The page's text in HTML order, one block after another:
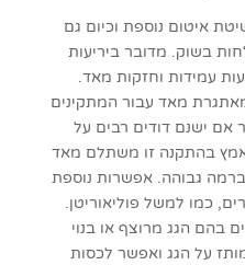
איטום נוספת וכיום גם
בשוק. מדובר ביריעות
ל – 5 מ"מ, יריעות עמידות וחזקות מאד.
מאד עבור המתקינים
אם ישנם דודים רבים על
בהתקנה זו משתלם מאד
גבוהה. אפשרות נוספת
כמו למשל פוליאוריטן.
בהם הגג מרוצף או בנוי
על הגג ואפשר לכסות